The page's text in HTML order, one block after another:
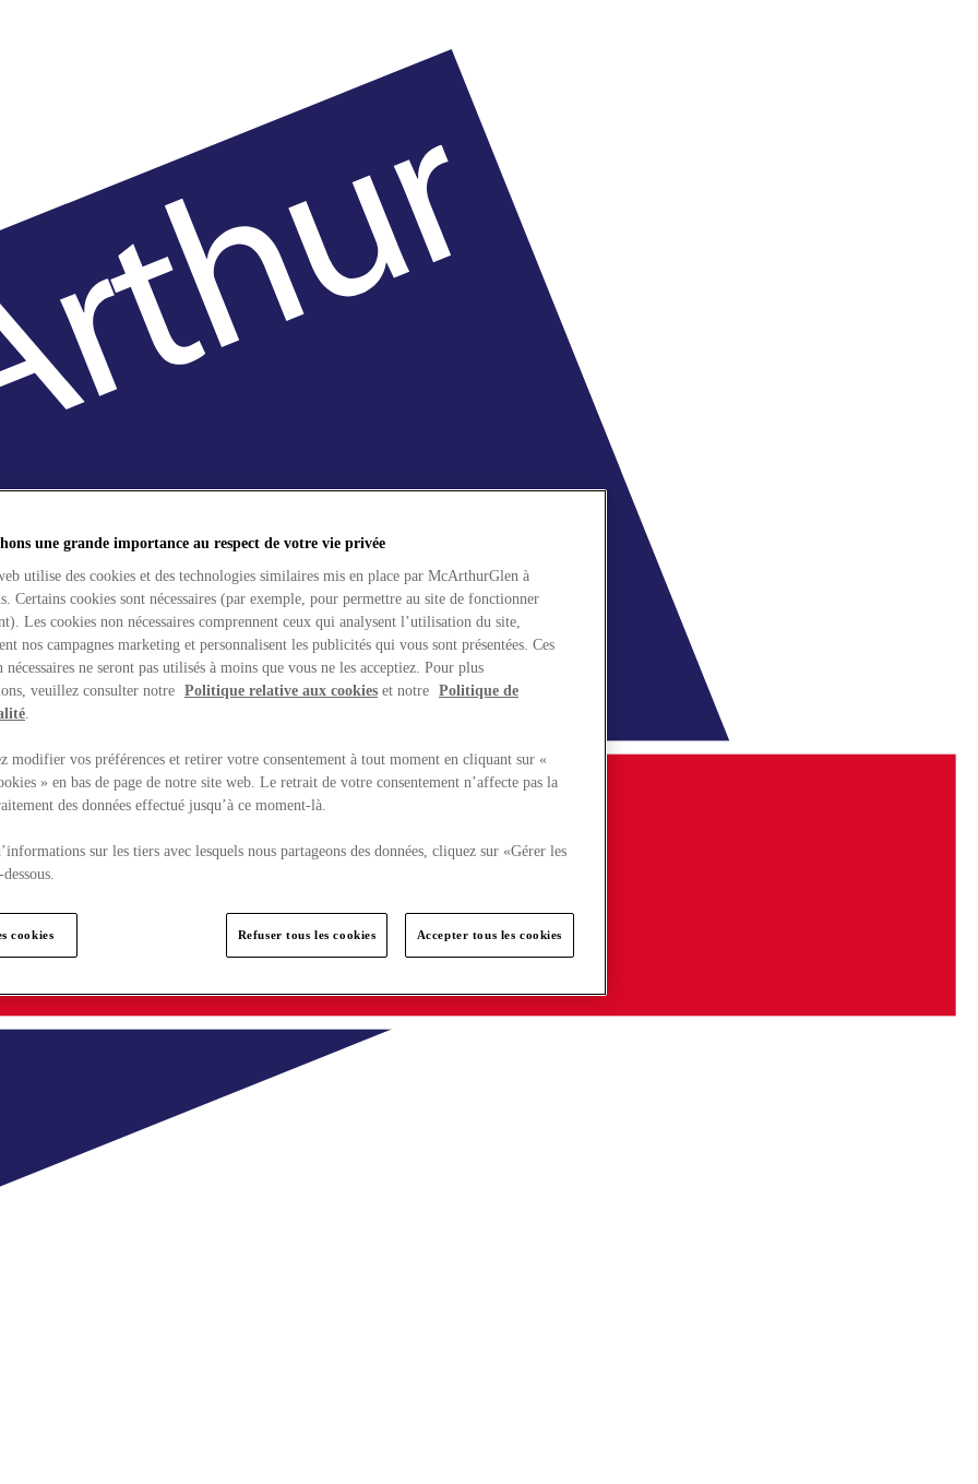
une grande importance au respect de votre vie privée
utilise des cookies et des technologies similaires mis en place par McArthurGlen à
Certains cookies sont nécessaires (par exemple, pour permettre au site de fonctionner
Les cookies non nécessaires comprennent ceux qui analysent l’utilisation du site,
nos campagnes marketing et personnalisent les publicités qui vous sont présentées. Ces
nécessaires ne seront pas utilisés à moins que vous ne les acceptiez. Pour plus
veuillez consulter notre Politique relative aux cookies et notre Politique de
.
modifier vos préférences et retirer votre consentement à tout moment en cliquant sur «
» en bas de page de notre site web. Le retrait de votre consentement n’affecte pas la
des données effectué jusqu’à ce moment-là.
sur les tiers avec lesquels nous partageons des données, cliquez sur «Gérer les
cookies Refuser tous les cookies Accepter tous les cookies